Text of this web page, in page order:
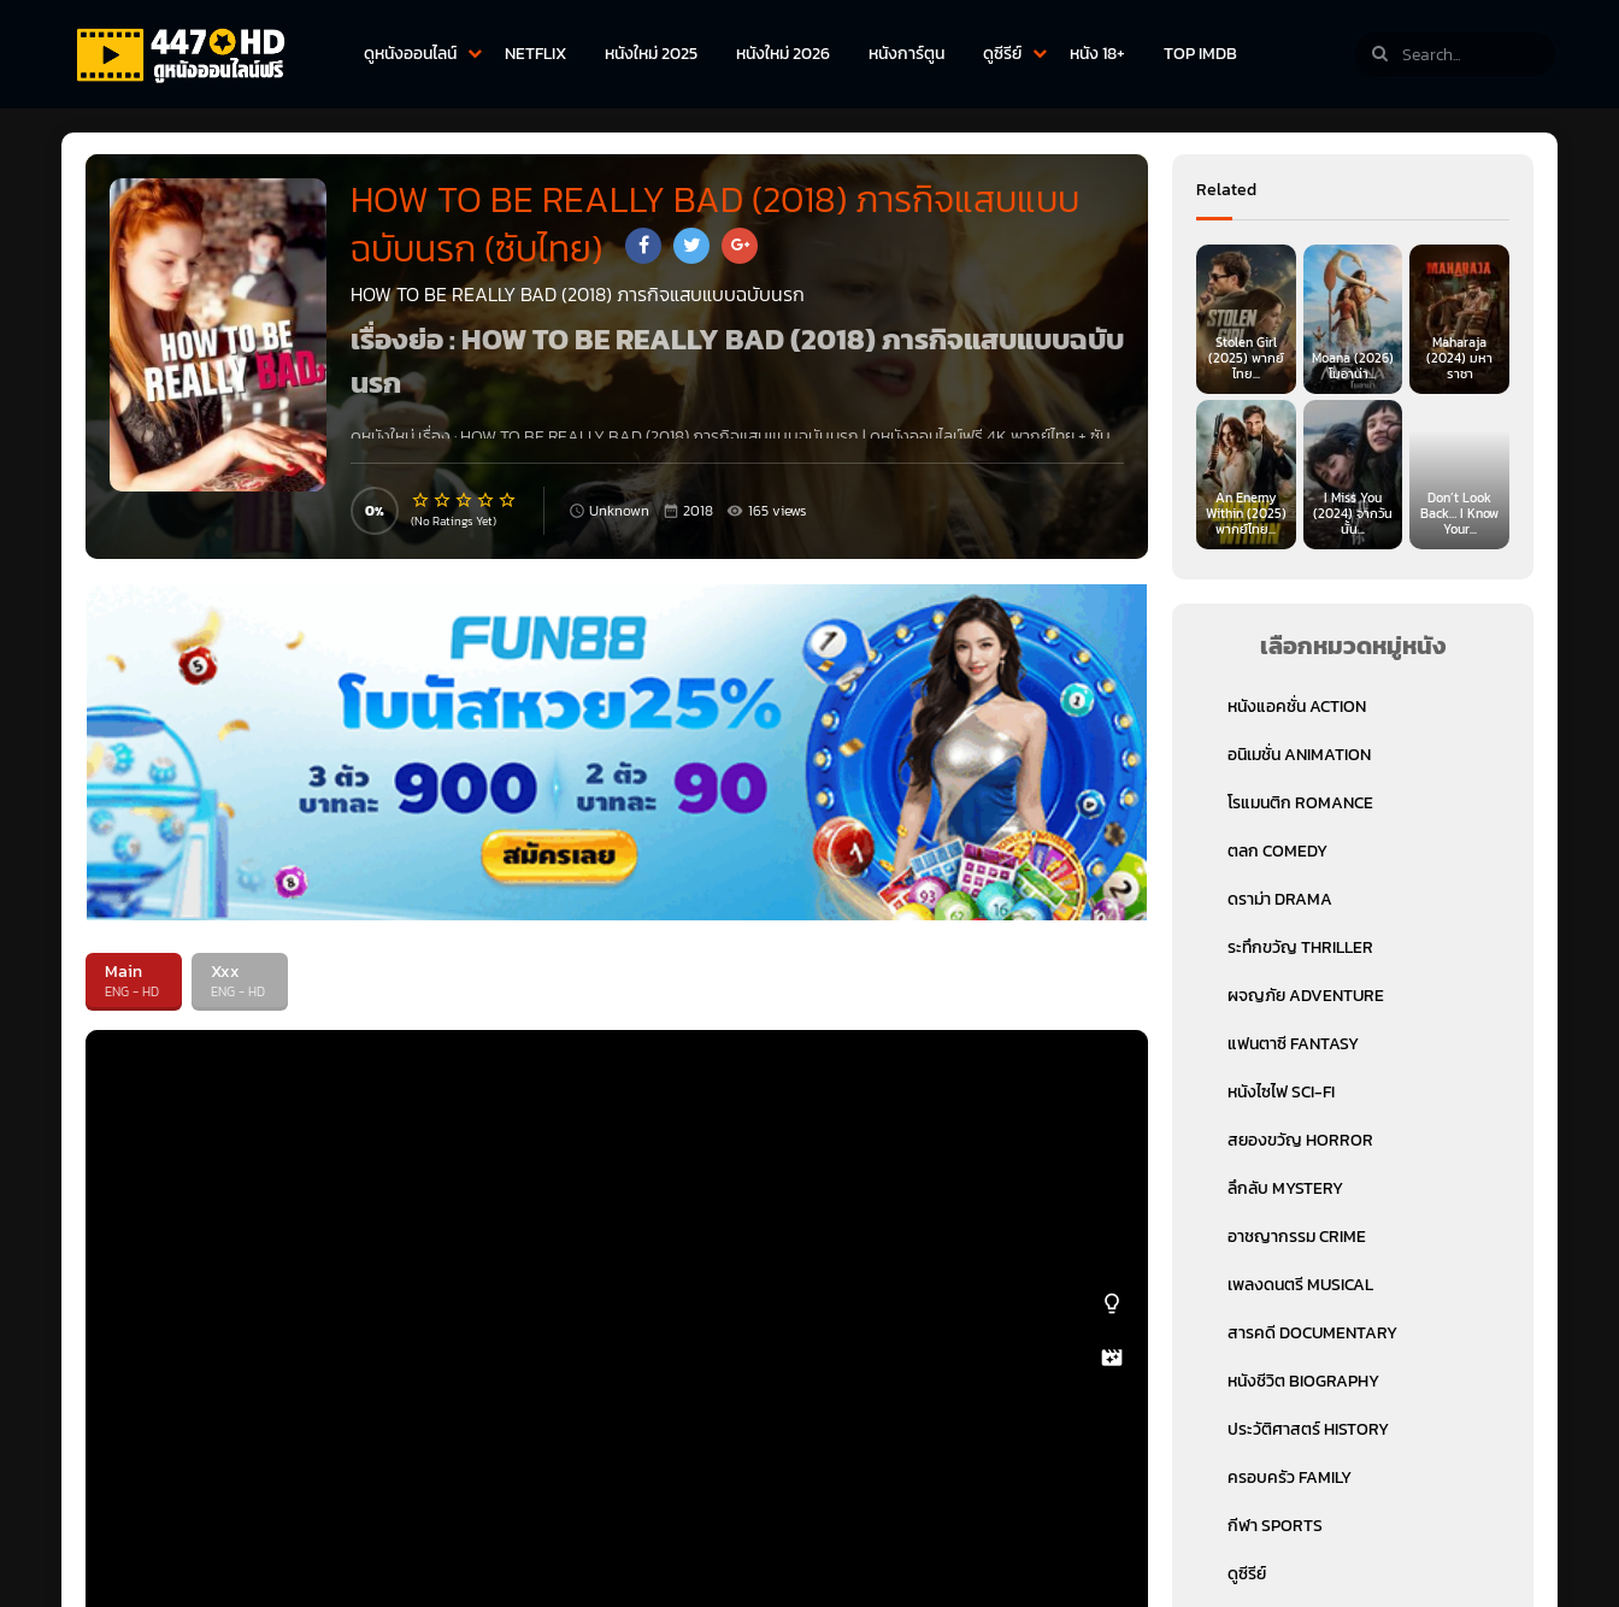
ดูหนังออนไลน์ NETFLIX หนังใหม่ 2025 หนังใหม่ 2026 หนังการ์ตูน ดูซีรีย์ หนัง 18+ TOP IMDB
HOW TO BE REALLY BAD (2018) ภารกิจแสบแบบ
ฉบับนรก (ซับไทย)
HOW TO BE REALLY BAD (2018) ภารกิจแสบแบบฉบับนรก
เรื่องย่อ : HOW TO BE REALLY BAD (2018) ภารกิจแสบแบบฉบับ
นรก
ดูหนังใหม่ เรื่อง:HOW TO BE REALLY BAD (2018) ภารกิจแสบแบบฉบับนรก|ดูหนังออนไลน์ฟรี 4Kพากย์ไทย+ซับ
ไทย1080P เต็มเรื่อง ลูกสาวตัวแสบ (และกำลังเบื่อ) ของซาตานทำข้อตกลงกับพ่อว่า ถ้าสามารถยุให้คนดีเปลี่ยนเป็นคน
ชั่วได้ เธอจะขอออกจากนรกไปอยู่บนโลกมนุษย์
0 (No Ratings Yet) Unknown 2018 165 views
Main
ENG - HD
Xxx
ENG - HD
Related
Stolen Girl
(2025) พากย์
ไทย...
Moana (2026)
โมอาน่า...
Maharaja
(2024) มหา
ราชา
An Enemy
Within (2025)
พากย์ไทย...
I Miss You
(2024) จากวัน
นั้น...
Don’t Look
Back… I Know
Your...
เลือกหมวดหมู่หนัง
หนังแอคชั่น ACTION
อนิเมชั่น ANIMATION
โรแมนติก ROMANCE
ตลก COMEDY
ดราม่า DRAMA
ระทึกขวัญ THRILLER
ผจญภัย ADVENTURE
แฟนตาซี FANTASY
หนังไซไฟ SCI-FI
สยองขวัญ HORROR
ลึกลับ MYSTERY
อาชญากรรม CRIME
เพลงดนตรี MUSICAL
สารคดี DOCUMENTARY
หนังชีวิต BIOGRAPHY
ประวัติศาสตร์ HISTORY
ครอบครัว FAMILY
กีฬา SPORTS
ดูซีรีย์